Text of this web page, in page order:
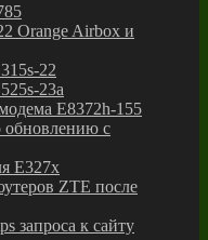
Orange Airbox и
22
23a
E8372h-155
обновлению с
E327x
ZTE после
запроса к сайту